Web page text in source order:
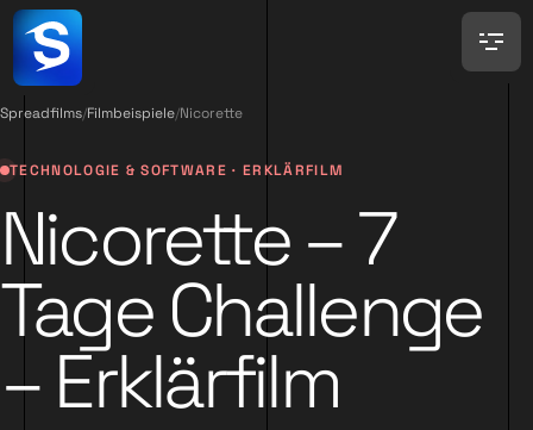
Spreadfilms/Filmbeispiele/Nicorette
TECHNOLOGIE & SOFTWARE · ERKLÄRFILM
Nicorette – 7
Tage Challenge
– Erklärfilm